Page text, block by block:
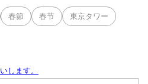
春節 春节 東京タワー